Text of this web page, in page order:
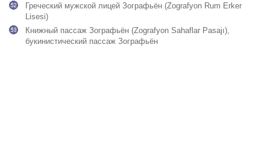
Греческий мужской лицей Зографьён (Zografyon Rum Erker
Lisesi)
Книжный пассаж Зографьён (Zografyon Sahaflar Pasajı),
букинистический пассаж Зографьён